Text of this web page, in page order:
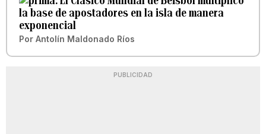
la base de apostadores en la isla de manera
exponencial
Por Antolín Maldonado Ríos
PUBLICIDAD